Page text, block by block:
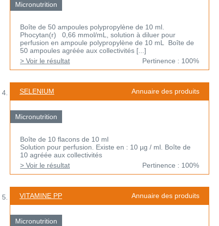
Micronutrition
Boîte de 50 ampoules polypropylène de 10 ml.
Phocytan(r) 0,66 mmol/mL, solution à diluer pour
perfusion en ampoule polypropylène de 10 mL Boîte de
50 ampoules agréée aux collectivités [...]
> Voir le résultat
Pertinence : 100%
SELENIUM Annuaire des produits
Micronutrition
Boîte de 10 flacons de 10 ml
Solution pour perfusion. Existe en : 10 µg / ml. Boîte de
10 agréée aux collectivités
> Voir le résultat
Pertinence : 100%
VITAMINE PP Annuaire des produits
Micronutrition